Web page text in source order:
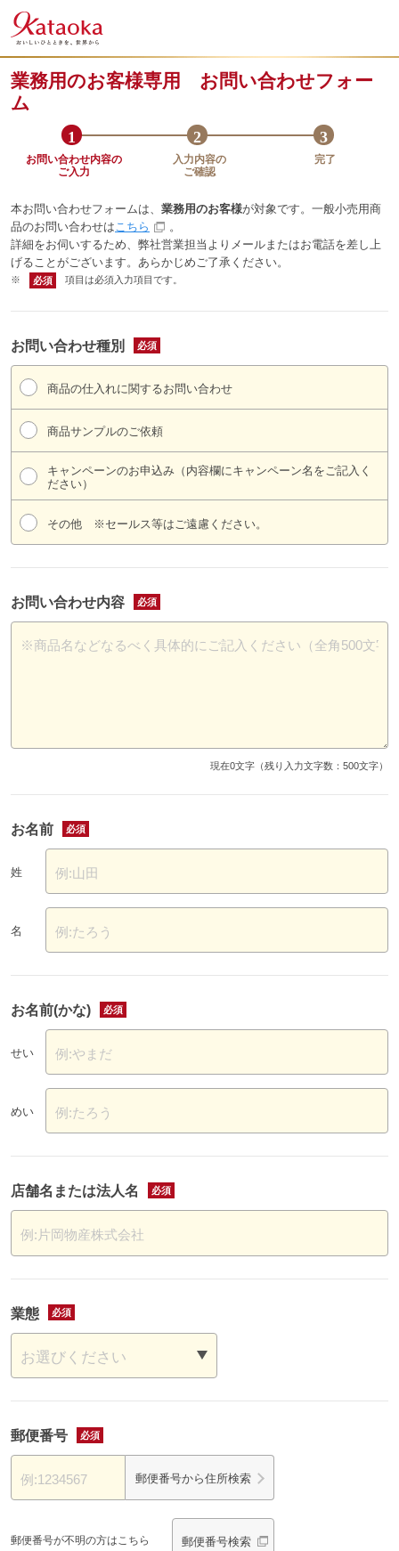
業務用のお客様専用 お問い合わせフォー
ム
お問い合わせ内容の
ご入力
入力内容の
ご確認
完了
本お問い合わせフォームは、 業務用のお客様が対象です。一般小売用商
品のお問い合わせはこちら
。
詳細をお伺いするため、弊社営業担当よりメールまたはお電話を差し上
げることがございます。あらかじめご了承ください。
※ 項目は必須入力項目です。
お問い合わせ種別
商品の仕入れに関するお問い合わせ
商品サンプルのご依頼
キャンペーンのお申込み（内容欄にキャンペーン名をご記入く
ださい）
その他 ※セールス等はご遠慮ください。
お問い合わせ内容
※商品名などなるべく具体的にご記入ください（全角500文字
現在0文字（残り入力文字数： 500文字）
お名前
姓 例:山田
名 例:たろう
お名前(かな)
せい 例:やまだ
めい 例:たろう
店舗名または法人名
例:片岡物産株式会社
業態
郵便番号
例:1234567 郵便番号から住所検索
郵便番号が不明の方はこちら 郵便番号検索